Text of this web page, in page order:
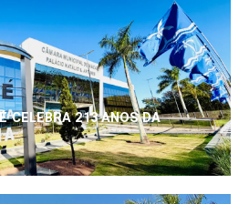
CELEBRA 213 ANOS DA